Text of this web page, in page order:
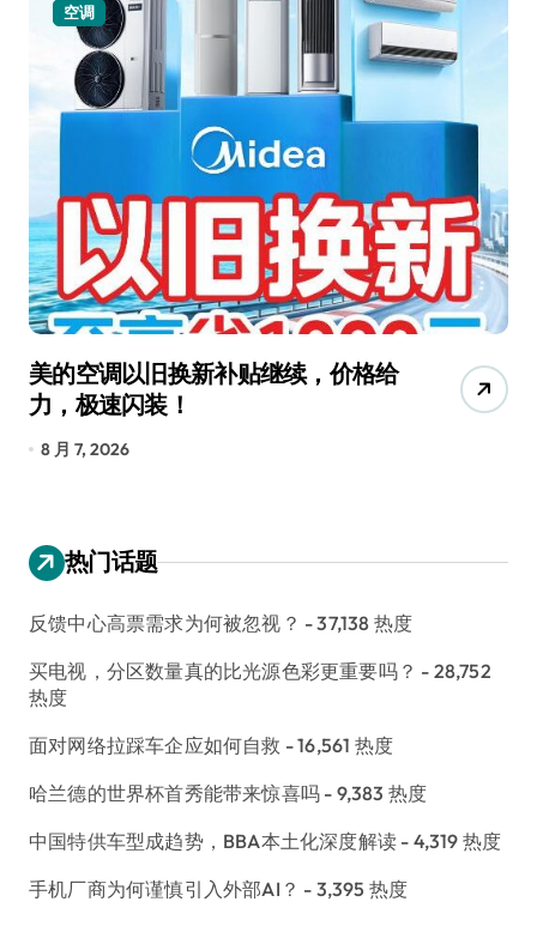
空调
美的空调以旧换新补贴继续，价格给
力，极速闪装！
8 月 7, 2026
热门话题
反馈中心高票需求为何被忽视？ - 37,138 热度
买电视，分区数量真的比光源色彩更重要吗？ - 28,752
热度
面对网络拉踩车企应如何自救 - 16,561 热度
哈兰德的世界杯首秀能带来惊喜吗 - 9,383 热度
中国特供车型成趋势，BBA本土化深度解读 - 4,319 热度
手机厂商为何谨慎引入外部AI？ - 3,395 热度